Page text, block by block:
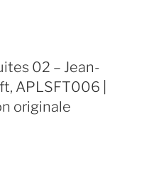
02 – Jean-
APLSFT006 |
originale